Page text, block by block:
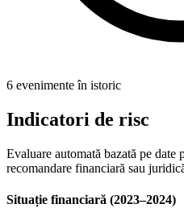
6 evenimente în istoric
Indicatori de risc
Evaluare automată bazată pe
recomandare financiară sau
Situație financiară (2023–2024)